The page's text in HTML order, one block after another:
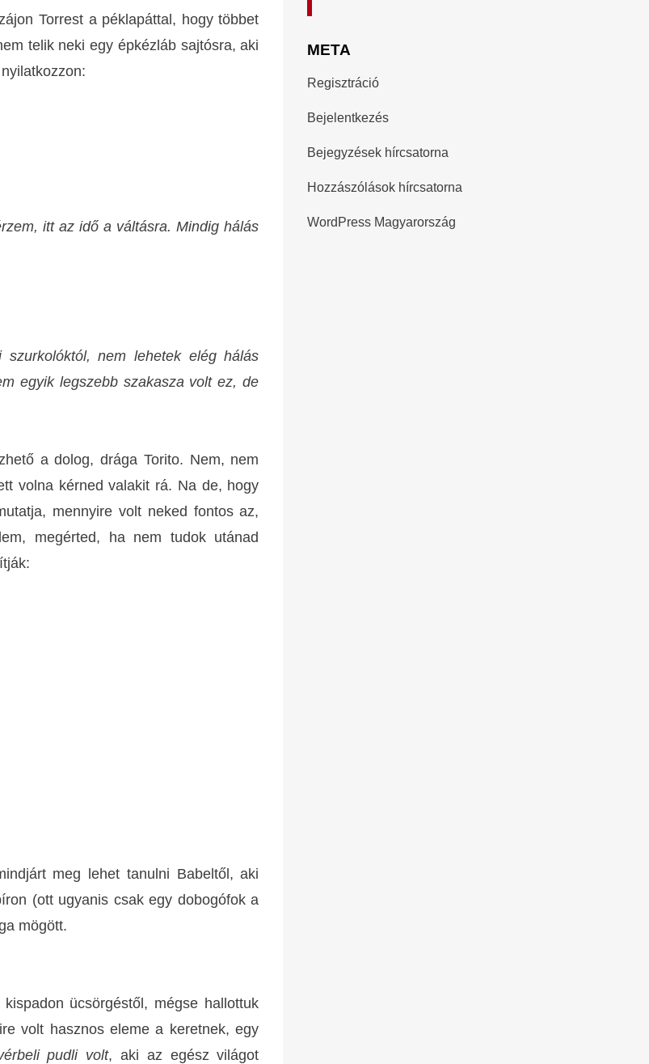
Torrest a péklapáttal, hogy többet
telik neki egy épkézláb sajtósra, aki
itt az idő a váltásra. Mindig hálás
szurkolóktól, nem lehetek elég hálás
egyik legszebb szakasza volt ez, de
a dolog, drága Torito. Nem, nem
volna kérned valakit rá. Na de, hogy
mennyire volt neked fontos az,
megérted, ha nem tudok utánad
meg lehet tanulni Babeltől, aki
(ott ugyanis csak egy dobogófok a
mögött.
ücsörgéstől, mégse hallottuk
volt hasznos eleme a keretnek, egy
pudli volt, aki az egész világot
META
Regisztráció
Bejelentkezés
Bejegyzések hírcsatorna
Hozzászólások hírcsatorna
WordPress Magyarország